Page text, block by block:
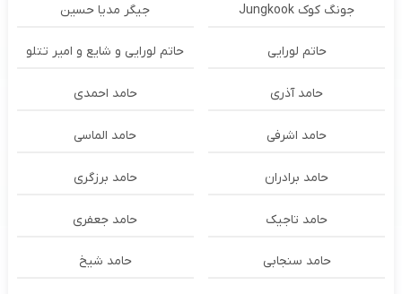
جونگ کوک Jungkook جیگر مدیا حسین
حاتم لورایی حاتم لورایی و شایع و امیر تتلو
حامد آذری حامد احمدی
حامد اشرفی حامد الماسی
حامد برادران حامد برزگری
حامد تاجیک حامد جعفری
حامد سنجابی حامد شیخ